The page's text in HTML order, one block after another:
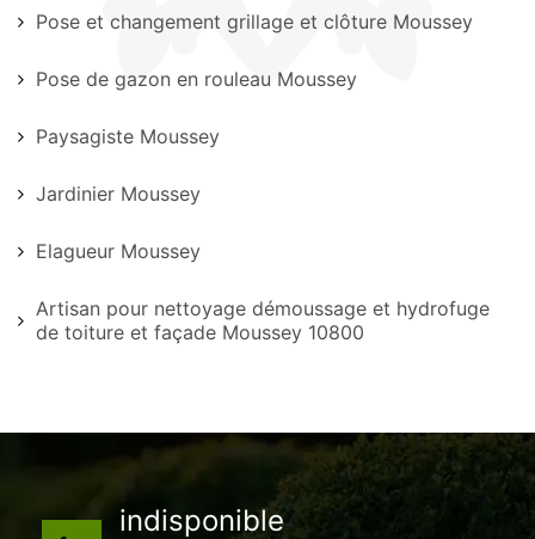
Pose et changement grillage et clôture Moussey
Pose de gazon en rouleau Moussey
Paysagiste Moussey
Jardinier Moussey
Elagueur Moussey
Artisan pour nettoyage démoussage et hydrofuge
de toiture et façade Moussey 10800
indisponible